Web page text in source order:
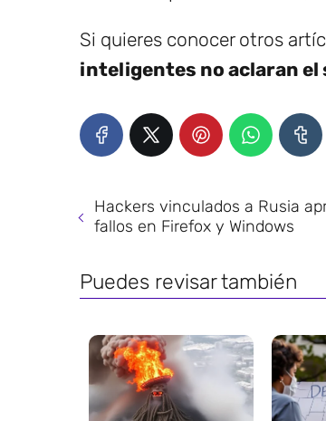
Si quieres conocer otros
inteligentes no aclaran
Hackers vinculados a Rusia
fallos en Firefox y Windows
Puedes revisar también